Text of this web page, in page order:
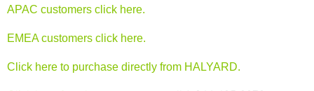
APAC customers click here.
EMEA customers click here.
Click here to purchase directly from HALYARD.